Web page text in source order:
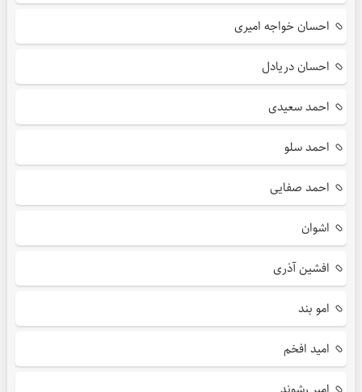
احسان خواجه امیری
احسان دریادل
احمد سعیدی
احمد سلو
احمد صفایی
اشوان
افشین آذری
امو بند
امید افخم